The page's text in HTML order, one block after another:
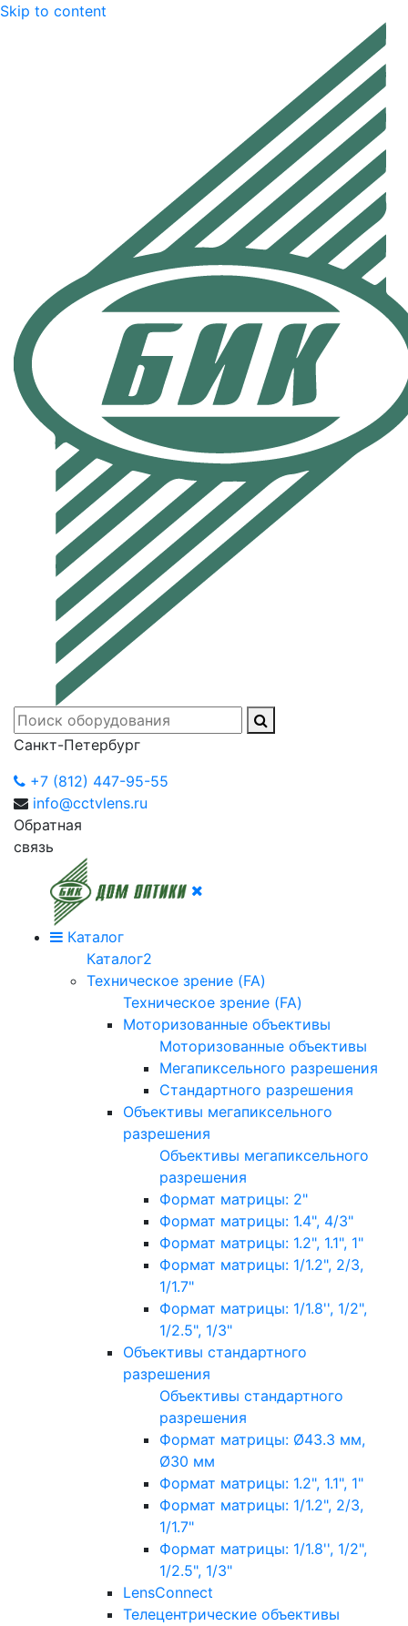
Skip to content
Санкт-Петербург
+7 (812) 447-95-55
info@cctvlens.ru
Обратная
связь
Каталог
Каталог2
Техническое зрение (FA)
Техническое зрение (FA)
Моторизованные объективы
Моторизованные объективы
Мегапиксельного разрешения
Стандартного разрешения
Объективы мегапиксельного
разрешения
Объективы мегапиксельного
разрешения
Формат матрицы: 2"
Формат матрицы: 1.4", 4/3"
Формат матрицы: 1.2", 1.1", 1"
Формат матрицы: 1/1.2", 2/3,
1/1.7"
Формат матрицы: 1/1.8'', 1/2",
1/2.5", 1/3"
Объективы стандартного
разрешения
Объективы стандартного
разрешения
Формат матрицы: Ø43.3 мм,
Ø30 мм
Формат матрицы: 1.2", 1.1", 1"
Формат матрицы: 1/1.2", 2/3,
1/1.7"
Формат матрицы: 1/1.8'', 1/2",
1/2.5", 1/3"
LensConnect
Телецентрические объективы